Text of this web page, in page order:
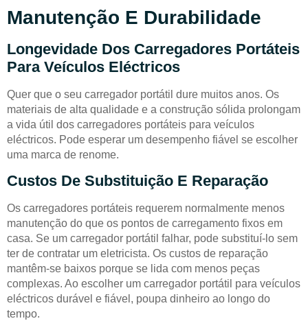
Manutenção E Durabilidade
Longevidade Dos Carregadores Portáteis
Para Veículos Eléctricos
Quer que o seu carregador portátil dure muitos anos. Os
materiais de alta qualidade e a construção sólida prolongam
a vida útil dos carregadores portáteis para veículos
eléctricos. Pode esperar um desempenho fiável se escolher
uma marca de renome.
Custos De Substituição E Reparação
Os carregadores portáteis requerem normalmente menos
manutenção do que os pontos de carregamento fixos em
casa. Se um carregador portátil falhar, pode substituí-lo sem
ter de contratar um eletricista. Os custos de reparação
mantêm-se baixos porque se lida com menos peças
complexas. Ao escolher um carregador portátil para veículos
eléctricos durável e fiável, poupa dinheiro ao longo do
tempo.